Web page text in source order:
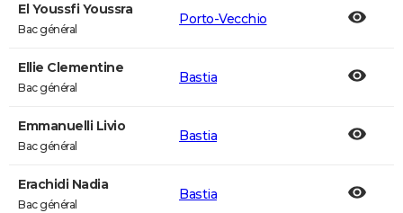
El Youssfi Youssra
Bac général
Porto-Vecchio
Ellie Clementine
Bac général
Bastia
Emmanuelli Livio
Bac général
Bastia
Erachidi Nadia
Bac général
Bastia